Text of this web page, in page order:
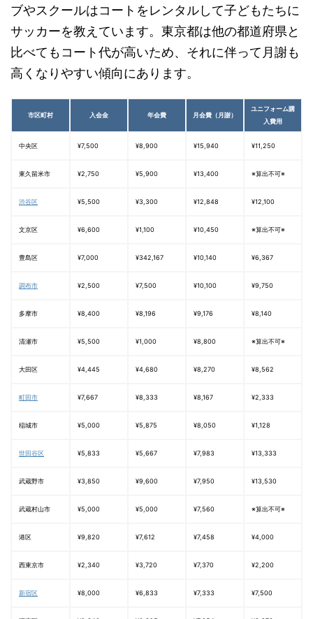
ブやスクールはコートをレンタルして子どもたちに
サッカーを教えています。東京都は他の都道府県と
比べてもコート代が高いため、それに伴って月謝も
高くなりやすい傾向にあります。
市区町村 入会金 年会費 月会費（月謝）
ユニフォーム購
入費用
中央区 ¥7,500 ¥8,900 ¥15,940 ¥11,250
東久留米市 ¥2,750 ¥5,900 ¥13,400 ※算出不可※
渋谷区 ¥5,500 ¥3,300 ¥12,848 ¥12,100
文京区 ¥6,600 ¥1,100 ¥10,450 ※算出不可※
豊島区 ¥7,000 ¥342,167 ¥10,140 ¥6,367
調布市 ¥2,500 ¥7,500 ¥10,100 ¥9,750
多摩市 ¥8,400 ¥8,196 ¥9,176 ¥8,140
清瀬市 ¥5,500 ¥1,000 ¥8,800 ※算出不可※
大田区 ¥4,445 ¥4,680 ¥8,270 ¥8,562
町田市 ¥7,667 ¥8,333 ¥8,167 ¥2,333
稲城市 ¥5,000 ¥5,875 ¥8,050 ¥1,128
世田谷区 ¥5,833 ¥5,667 ¥7,983 ¥13,333
武蔵野市 ¥3,850 ¥9,600 ¥7,950 ¥13,530
武蔵村山市 ¥5,000 ¥5,000 ¥7,560 ※算出不可※
港区 ¥9,820 ¥7,612 ¥7,458 ¥4,000
西東京市 ¥2,340 ¥3,720 ¥7,370 ¥2,200
新宿区 ¥8,000 ¥6,833 ¥7,333 ¥7,500